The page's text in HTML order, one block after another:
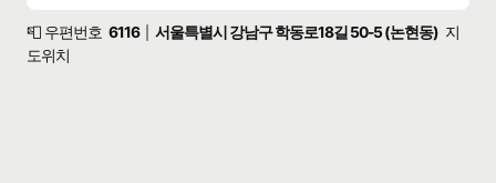
📮 우편번호 6116 서울특별시 강남구 학동로18길 50-5 (논현동) 지
도위치